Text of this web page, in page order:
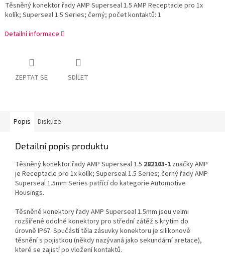
Těsněný konektor řady AMP Superseal 1.5 AMP Receptacle pro 1x
kolík; Superseal 1.5 Series; černý; počet kontaktů: 1
Detailní informace
ZEPTAT SE SDÍLET
Popis Diskuze
Detailní popis produktu
Těsněný konektor řady AMP Superseal 1.5 282103-1 značky AMP
je Receptacle pro 1x kolík; Superseal 1.5 Series; černý řady AMP
Superseal 1.5mm Series patřící do kategorie Automotive
Housings.
Těsněné konektory řady AMP Superseal 1.5mm jsou velmi
rozšířené odolné konektory pro střední zátěž s krytím do
úrovně IP67. Spučástí těla zásuvky konektoru je silikonové
těsnění s pojistkou (někdy nazývaná jako sekundární aretace),
které se zajistí po vložení kontaktů.